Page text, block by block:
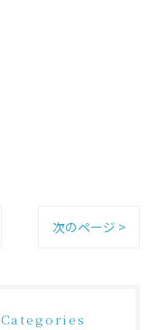
次のページ >
Categories